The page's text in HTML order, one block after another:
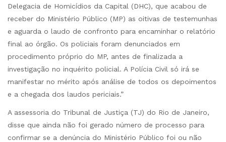
Delegacia de Homicídios da Capital (DHC), que acabou de
receber do Ministério Público (MP) as oitivas de testemunhas
e aguarda o laudo de confronto para encaminhar o relatório
final ao órgão. Os policiais foram denunciados em
procedimento próprio do MP, antes de finalizada a
investigação no inquérito policial. A Polícia Civil só irá se
manifestar no mérito após análise de todos os depoimentos
e a chegada dos laudos periciais.”
A assessoria do Tribunal de Justiça (TJ) do Rio de Janeiro,
disse que ainda não foi gerado número de processo para
confirmar se a denúncia do Ministério Público foi ou não